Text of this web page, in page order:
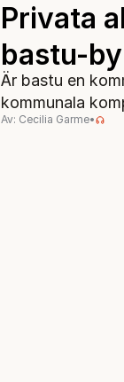
Privata
bastu-
Är bastu en
kommunala
Av: Cecilia Garme•